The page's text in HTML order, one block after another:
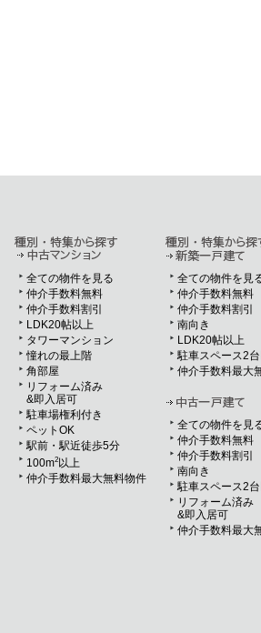
全ての物件を見る
仲介手数料無料
仲介手数料割引
LDK20帖以上
タワーマンション
憧れの最上階
角部屋
リフォーム済み
&即入居可
駐車場権利付き
ペットOK
駅前・駅近徒歩5分
100m2 以上
仲介手数料最大無料物件
全ての物件を見
仲介手数料無料
仲介手数料割引
南向き
LDK20帖以上
駐車スペース2
仲介手数料最大
全ての物件を見
仲介手数料無料
仲介手数料割引
南向き
駐車スペース2
リフォーム済み
&即入居可
仲介手数料最大